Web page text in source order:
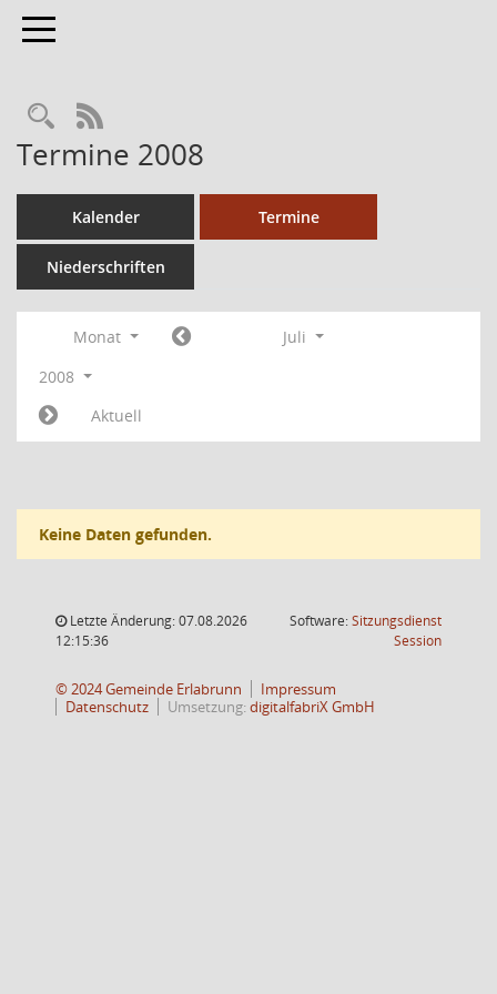
Toggle navigation
RSS-Feed
Termine 2008
Kalender Termine
Niederschriften
Monat
Juli
2008
Aktuell
Keine Daten gefunden.
Letzte Änderung: 07.08.2026
12:15:36
Software:Sitzungsdienst
Session(Wird in
© 2024 Gemeinde Erlabrunn
Impressum
Datenschutz
Umsetzung:digitalfabriX GmbH